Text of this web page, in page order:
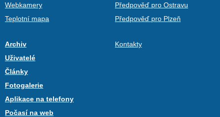
Webkamery
Teplotní mapa
Předpověď pro Ostravu
Předpověď pro Plzeň
Archiv
Uživatelé
Články
Fotogalerie
Aplikace na telefony
Počasí na web
Kontakty